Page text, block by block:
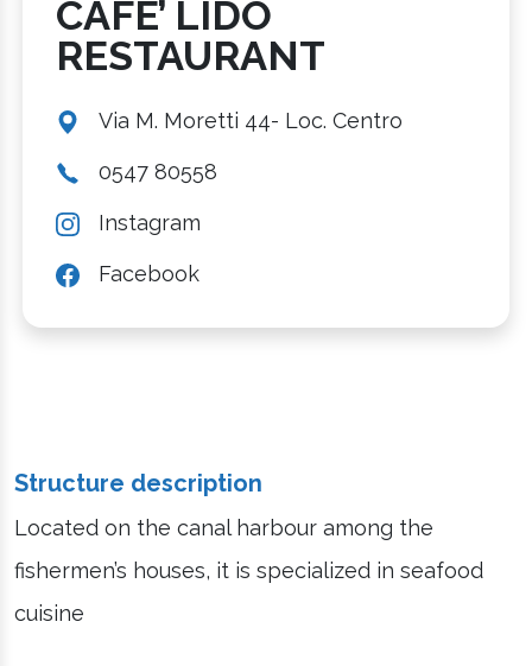
CAFE’ LIDO
RESTAURANT
Via M. Moretti 44- Loc. Centro
0547 80558
Instagram
Facebook
Structure description
Located on the canal harbour among the
fishermen’s houses, it is specialized in seafood
cuisine